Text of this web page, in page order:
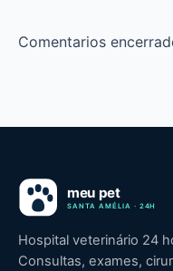
Comentarios
Hospital veterinário 24
Consultas, exames,